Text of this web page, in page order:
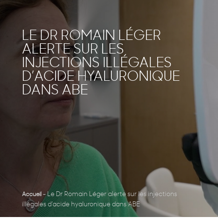
LE DR ROMAIN LÉGER
ALERTE SUR LES
INJECTIONS ILLÉGALES
D’ACIDE HYALURONIQUE
DANS ABE
Accueil -Le Dr Romain Léger alerte sur les injections
illégales d’acide hyaluronique dans ABE